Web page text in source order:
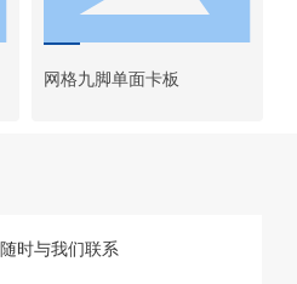
网格九脚单面卡板
时与我们联系